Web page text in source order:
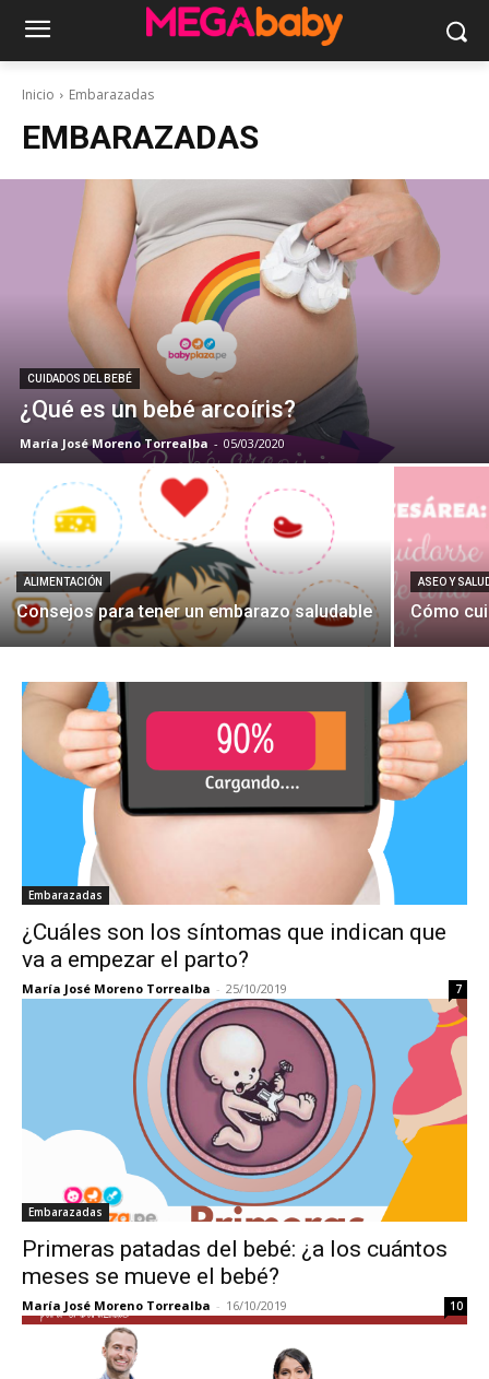
Inicio Embarazadas
EMBARAZADAS
CUIDADOS DEL BEBÉ
¿Qué es un bebé arcoíris?
María José Moreno Torrealba - 05/03/2020
ALIMENTACIÓN
Consejos para tener un embarazo saludable
ASEO Y
Cómo
Embarazadas
¿Cuáles son los síntomas que indican que
va a empezar el parto?
María José Moreno Torrealba - 25/10/2019 7
Embarazadas
Primeras patadas del bebé: ¿a los cuántos
meses se mueve el bebé?
María José Moreno Torrealba - 16/10/2019 10